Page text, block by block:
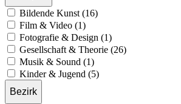
Bildende Kunst (16)
Film & Video (1)
Fotografie & Design (1)
Gesellschaft & Theorie (26)
Musik & Sound (1)
Kinder & Jugend (5)
Bezirk